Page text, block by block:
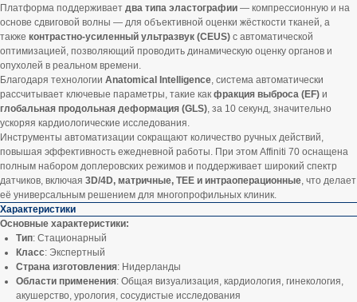
Платформа поддерживает два типа эластографии — компрессионную и на
основе сдвиговой волны — для объективной оценки жёсткости тканей, а
также контрастно-усиленный ультразвук (CEUS) с автоматической
оптимизацией, позволяющий проводить динамическую оценку органов и
опухолей в реальном времени.
Благодаря технологии Anatomical Intelligence, система автоматически
рассчитывает ключевые параметры, такие как фракция выброса (EF) и
глобальная продольная деформация (GLS), за 10 секунд, значительно
ускоряя кардиологические исследования.
Инструменты автоматизации сокращают количество ручных действий,
повышая эффективность ежедневной работы. При этом Affiniti 70 оснащена
полным набором доплеровских режимов и поддерживает широкий спектр
датчиков, включая 3D/4D, матричные, TEE и интраоперационные, что делает
её универсальным решением для многопрофильных клиник.
Характеристики
Основные характеристики:
Тип: Стационарный
Класс: Экспертный
Страна изготовления: Нидерланды
Области применения: Общая визуализация, кардиология, гинекология,
акушерство, урология, сосудистые исследования